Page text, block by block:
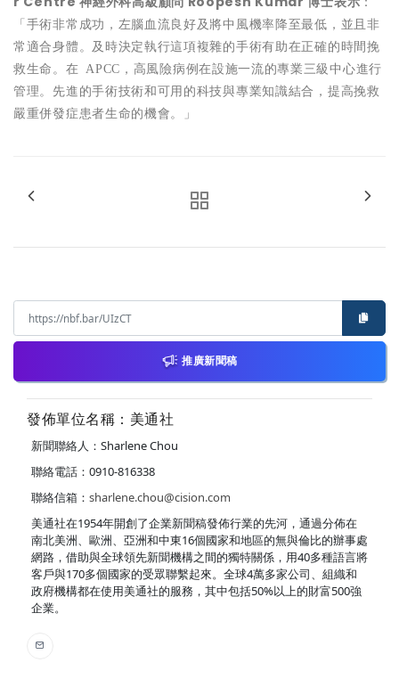
「手術非常成功，左腦血流良好及將中風機率降至最低，並且非
常適合身體。及時決定執行這項複雜的手術有助在正確的時間挽
救生命。在
APCC ，高風險病例在設施一流的專業三級中心進行
管理。先進的手術技術和可用的科技與專業知識結合，提高挽救
嚴重併發症患者生命的機會。」
推廣新聞稿
發佈單位名稱：美通社
新聞聯絡人：Sharlene Chou
聯絡電話：0910-816338
聯絡信箱： sharlene.chou@cision.com
美通社在1954年開創了企業新聞稿發佈行業的先河，通過分佈在
南北美洲、歐洲、亞洲和中東16個國家和地區的無與倫比的辦事處
網路，借助與全球領先新聞機構之間的獨特關係，用40多種語言將
客戶與170多個國家的受眾聯繫起來。全球4萬多家公司、組織和
政府機構都在使用美通社的服務，其中包括50%以上的財富500強
企業。